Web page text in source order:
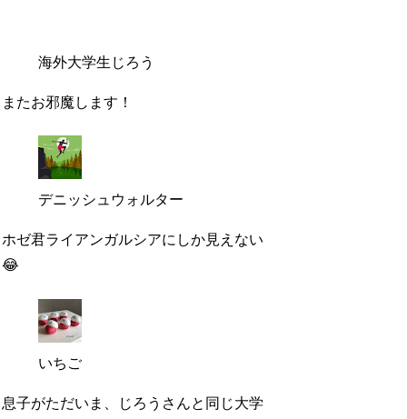
海外大学生じろう
またお邪魔します！
デニッシュウォルター
ホゼ君ライアンガルシアにしか見えない
😂
いちご
息子がただいま、じろうさんと同じ大学